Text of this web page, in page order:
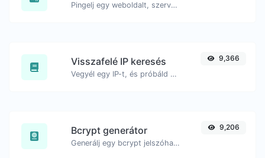
Pingelj egy weboldalt, szervert vagy portot.
Visszafelé IP keresés
Vegyél egy IP-t, és próbáld meg keresni a hozzá kapcsolódó domaint/hostot.
9,366
Bcrypt generátor
Generálj egy bcrypt jelszóhash-t bármilyen szöveges bemenethez.
9,206